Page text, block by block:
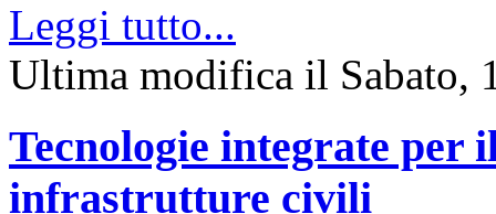
Leggi tutto...
Ultima modifica il Sabato,
Tecnologie integrate per
infrastrutture civili